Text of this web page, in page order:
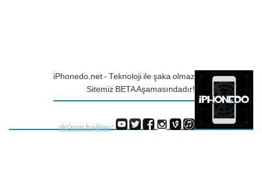
iPhonedo.net - Teknoloji ile şaka olmaz
Sitemiz BETA Aşamasındadır!
do'nun bağları: